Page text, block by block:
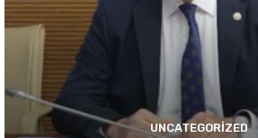
UNCATEGORIZED